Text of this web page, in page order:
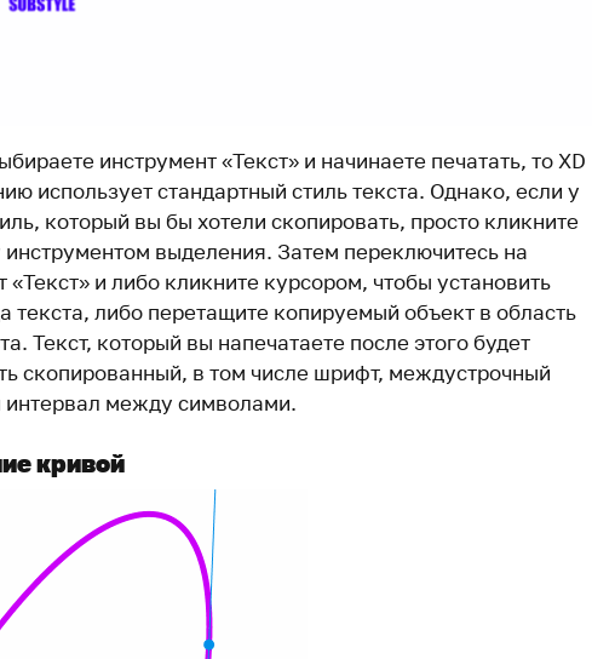
инструмент «Текст» и начинаете печатать, то XD
использует стандартный стиль текста. Однако, если у
который вы бы хотели скопировать, просто кликните
инструментом выделения. Затем переключитесь на
«Текст» и либо кликните курсором, чтобы установить
текста, либо перетащите копируемый объект в область
Текст, который вы напечатаете после этого будет
скопированный, в том числе шрифт, междустрочный
интервал между символами.
кривой